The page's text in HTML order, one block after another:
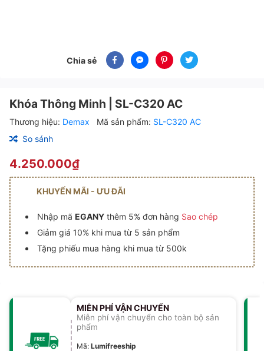
Chia sẻ
Khóa Thông Minh | SL-C320 AC
Thương hiệu: Demax Mã sản phẩm: SL-C320 AC
So sánh
4.250.000₫
KHUYẾN MÃI - ƯU ĐÃI
Nhập mã EGANYthêm 5% đơn hàng Sao chép
Giảm giá 10% khi mua từ 5 sản phẩm
Tặng phiếu mua hàng khi mua từ 500k
MIỄN PHÍ VẬN CHUYỂN
Miễn phí vận chuyển cho toàn bộ sản
phẩm
Mã: Lumifreeship